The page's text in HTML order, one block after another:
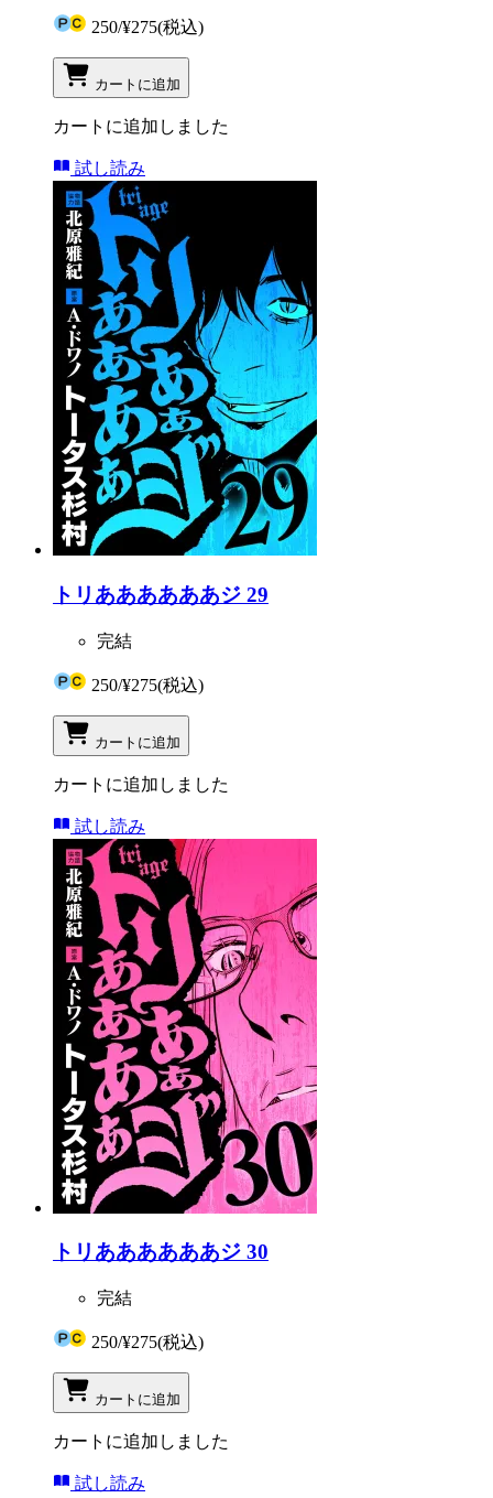
250/¥275(税込)
カートに追加
カートに追加しました
試し読み
トリああああああジ 29
完結
250/¥275(税込)
カートに追加
カートに追加しました
試し読み
トリああああああジ 30
完結
250/¥275(税込)
カートに追加
カートに追加しました
試し読み